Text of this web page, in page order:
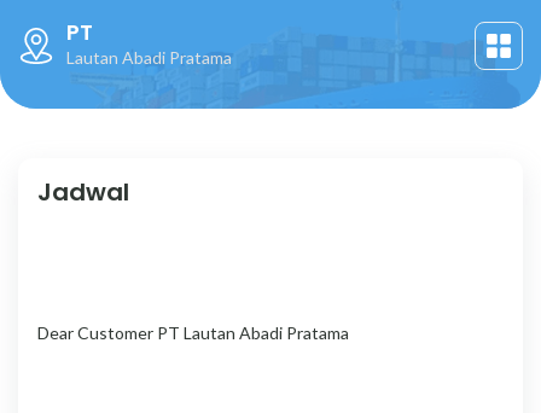
PT
Lautan Abadi Pratama
Jadwal
Jadwal
Dear Customer PT Lautan Abadi Pratama